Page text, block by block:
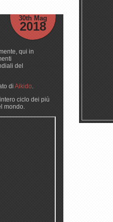
30th Mag
2018
qui in
del
di Aikido.
ciclo dei più
mondo.